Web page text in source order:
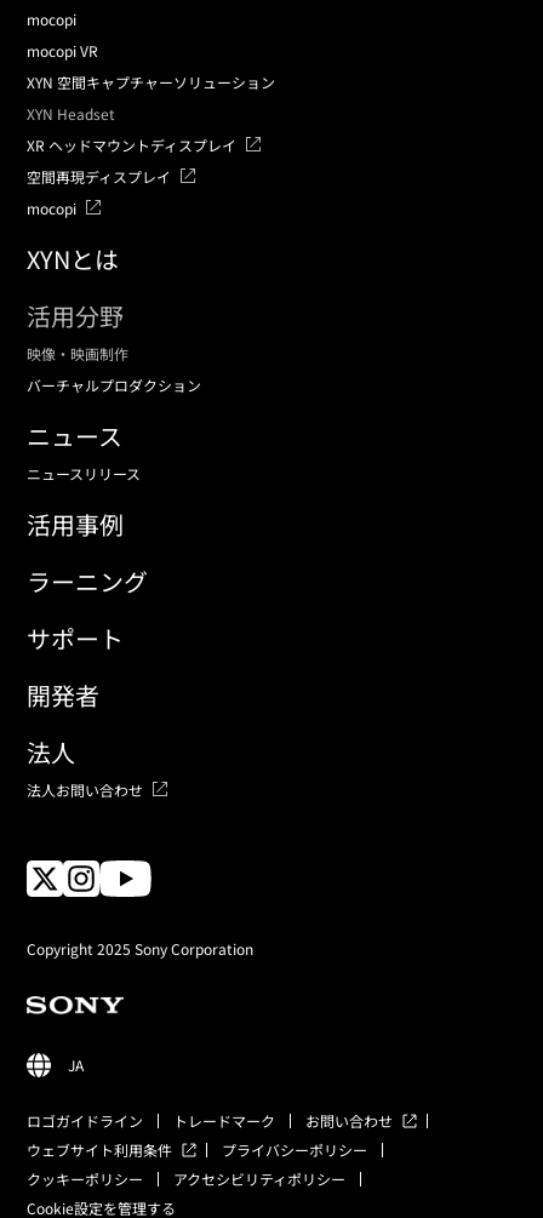
mocopi
mocopi VR
XYN 空間キャプチャーソリューション
XYN Headset
XR ヘッドマウントディスプレイ
空間再現ディスプレイ
mocopi
XYNとは
活用分野
映像・映画制作
バーチャルプロダクション
ニュース
ニュースリリース
活用事例
ラーニング
サポート
開発者
法人
法人お問い合わせ
Copyright 2025 Sony Corporation
JA
ロゴガイドライン トレードマーク
お問い合わせ
ウェブサイト利用条件
プライバシーポリシー
クッキーポリシー
アクセシビリティポリシー
Cookie設定を管理する